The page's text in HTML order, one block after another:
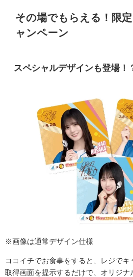
その場でもらえる！限
ャンペーン
スペシャルデザインも登場！
※画像は通常デザイン仕様
ココイチでお食事をすると、レジで
取得画面を提示するだけで、オリジナ